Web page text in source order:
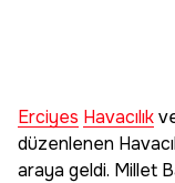
Erciyes Havacılık
düzenlenen
araya geldi. Millet